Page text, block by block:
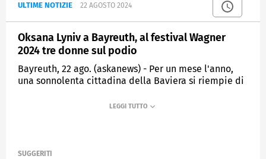
ULTIME NOTIZIE 22 AGOSTO 2024
Oksana Lyniv a Bayreuth, al festival Wagner
2024 tre donne sul podio
Bayreuth, 22 ago. (askanews) - Per un mese l'anno,
una sonnolenta cittadina della Baviera si riempie di
grazie al re Ludwig II costruì un teatro a misura delle
festival con una maggioranza di direttrici
SUGGERITI